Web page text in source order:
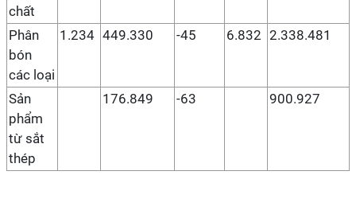
chất
Phân
bón
các loại
1.234 449.330 -45 6.832 2.338.481
Sản
phẩm
từ sắt
thép
176.849 -63 900.927